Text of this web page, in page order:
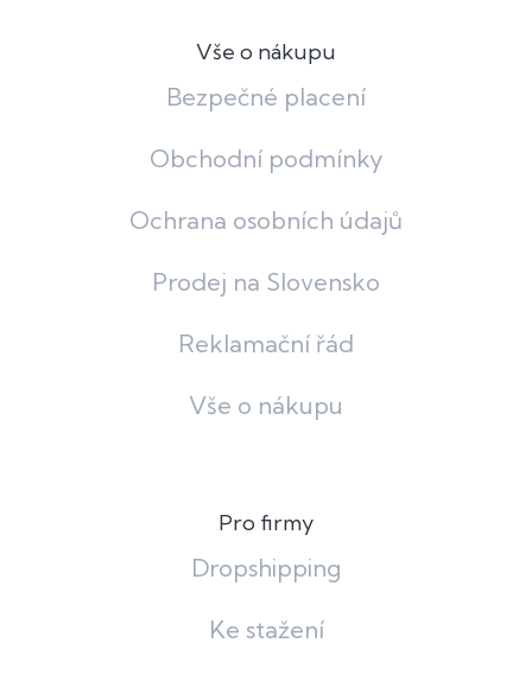
Vše o nákupu
Bezpečné placení
Obchodní podmínky
Ochrana osobních údajů
Prodej na Slovensko
Reklamační řád
Vše o nákupu
Pro firmy
Dropshipping
Ke stažení